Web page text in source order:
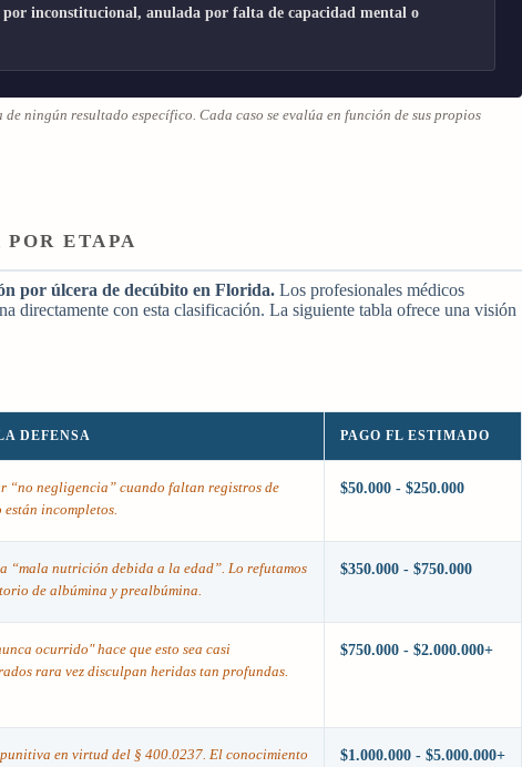
inconstitucional, anulada por falta de capacidad mental o
ningún resultado específico. Cada caso se evalúa en función de sus propios
ETAPA
por úlcera de decúbito en Florida. Los profesionales médicos
directamente con esta clasificación. La siguiente tabla ofrece una visión
DEFENSA PAGO FL ESTIMADO
“no negligencia” cuando faltan registros de
incompletos.
$50.000 - $250.000
“mala nutrición debida a la edad”. Lo refutamos
de albúmina y prealbúmina.
$350.000 - $750.000
ocurrido" hace que esto sea casi
rara vez disculpan heridas tan profundas.
$750.000 - $2.000.000+
en virtud del § 400.0237. El conocimiento
$1.000.000 - $5.000.000+